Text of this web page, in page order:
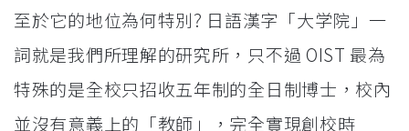
至於它的地位為何特別? 日語漢字「大学院」一
詞就是我們所理解的研究所，只不過 OIST 最為
特殊的是全校只招收五年制的全日制博士，校內
並沒有意義上的「教師」，完全實現創校時